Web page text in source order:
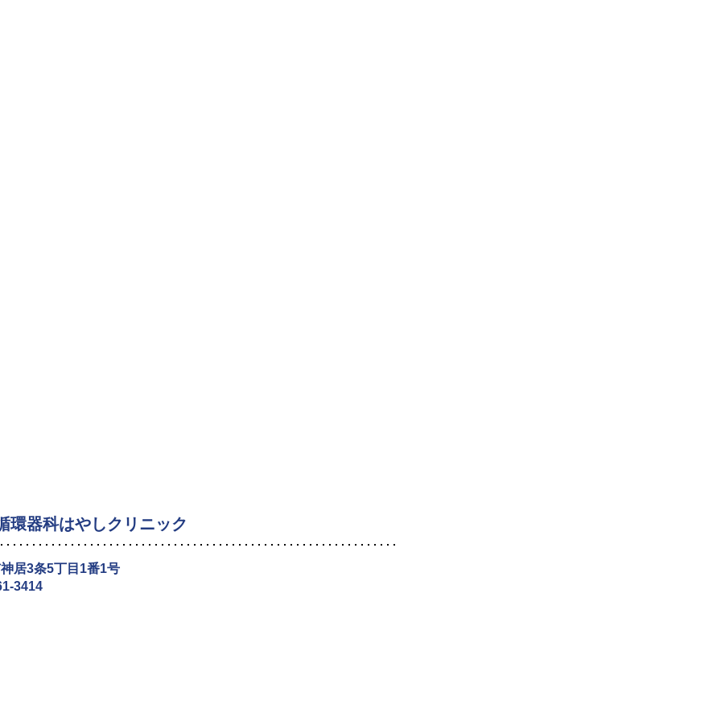
環器科はやしクリニック
居3条5丁目1番1号
3414